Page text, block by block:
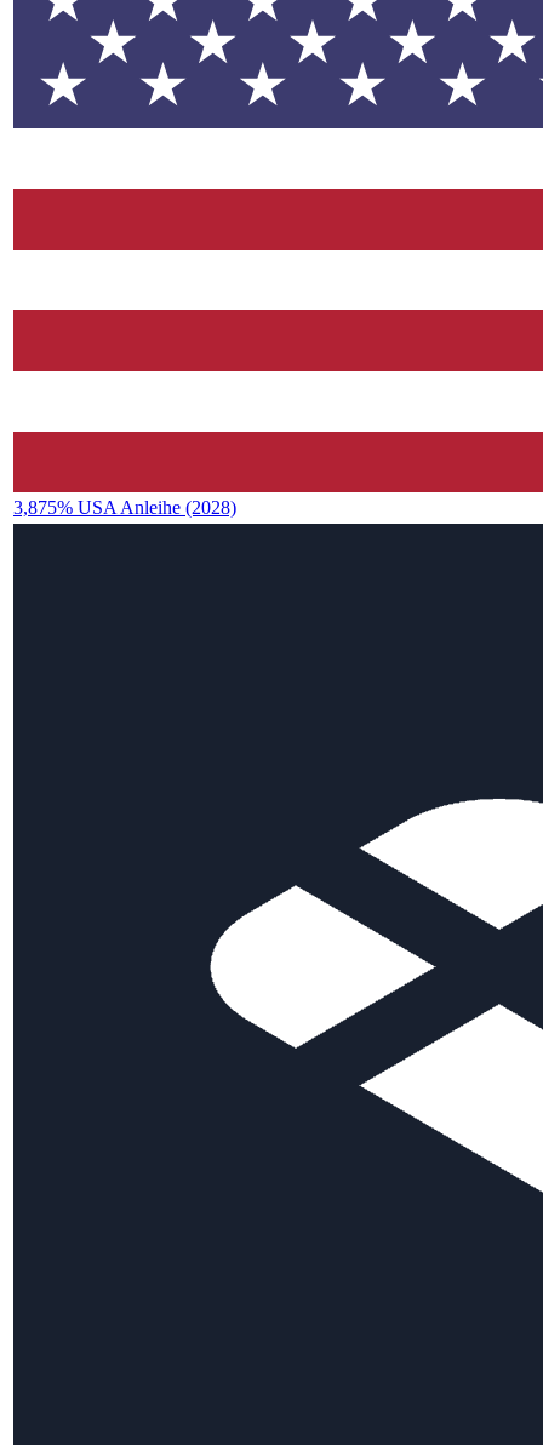
3,875% USA Anleihe (2028)